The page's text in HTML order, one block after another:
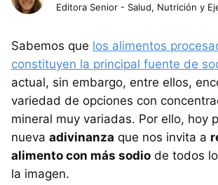
Editora Senior - Salud, Nutrición y
Sabemos que los alimentos
constituyen la principal fuente de
actual, sin embargo, entre ellos,
variedad de opciones con
mineral muy variadas. Por ello, hoy
nueva adivinanza que nos invita a
alimento con más sodio de todos
la imagen.